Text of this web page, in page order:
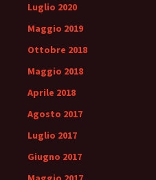
Luglio 2020
Maggio 2019
Ottobre 2018
Maggio 2018
Aprile 2018
Agosto 2017
Luglio 2017
Giugno 2017